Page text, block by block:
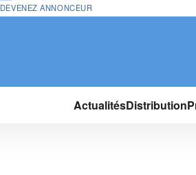
DEVENEZ ANNONCEUR
ActualitésDistribution